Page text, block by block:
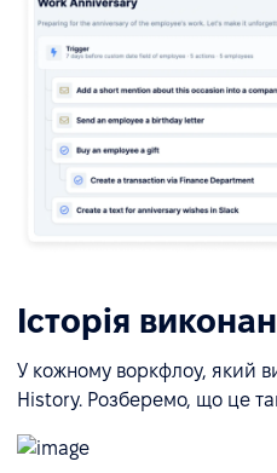
Історія
У кожному воркфлоу, який
History. Розберемо, що це